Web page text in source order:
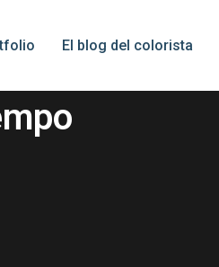
El blog del colorista